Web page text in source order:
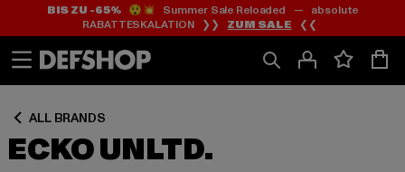
Zum
Inhalt
springen
Zum
Fußzeile
springen
BIS ZU -65%😲💥 Summer Sale Reloaded — absolute
RABATTESKALATION ❯❯ ZUM SALE ❮❮
ALL BRANDS
ECKO UNLTD.
Zum
Produktraster
springen